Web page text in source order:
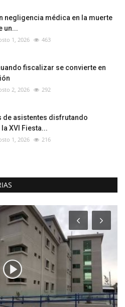
negligencia médica en la muerte
un...
1, 2026 463
fiscalizar se convierte en
2, 2026 292
de asistentes disfrutando
XVI Fiesta...
1, 2026 216